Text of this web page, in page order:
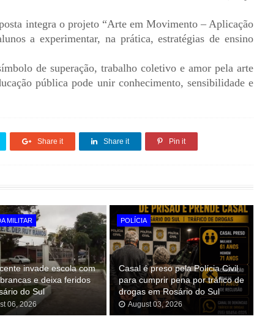
integra o projeto “Arte em Movimento – Aplicação
a experimentar, na prática, estratégias de ensino
de superação, trabalho coletivo e amor pela arte
pública pode unir conhecimento, sensibilidade e
Share it Share it Pin it
MILITAR
invade escola com
e deixa feridos
do Sul
06, 2026
POLÍCIA
Casal é preso pela Polícia Civil
para cumprir pena por tráfico de
drogas em Rosário do Sul
August 03, 2026